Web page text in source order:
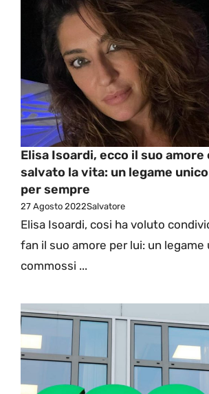
Elisa Isoardi, ecco il suo amore
salvato la vita: un legame
per sempre
27 Agosto 2022Salvatore
Elisa Isoardi, cosi ha voluto
fan il suo amore per lui: un
commossi ...